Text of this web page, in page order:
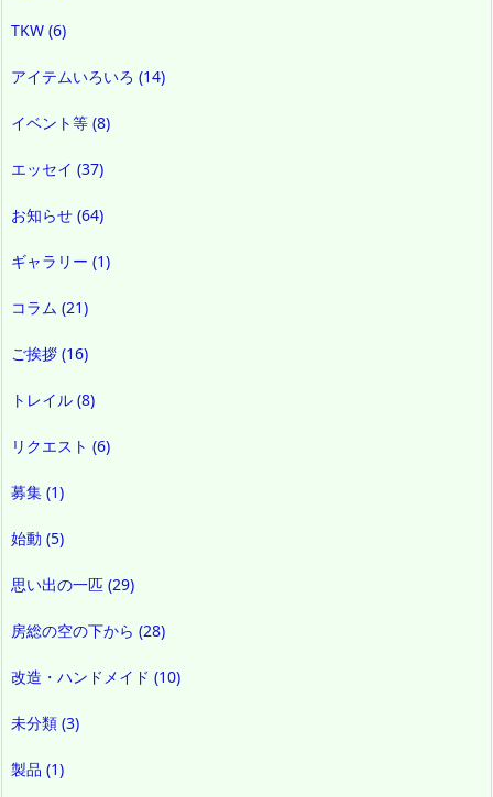
TKW (6)
アイテムいろいろ (14)
イベント等 (8)
エッセイ (37)
お知らせ (64)
ギャラリー (1)
コラム (21)
ご挨拶 (16)
トレイル (8)
リクエスト (6)
募集 (1)
始動 (5)
思い出の一匹 (29)
房総の空の下から (28)
改造・ハンドメイド (10)
未分類 (3)
製品 (1)